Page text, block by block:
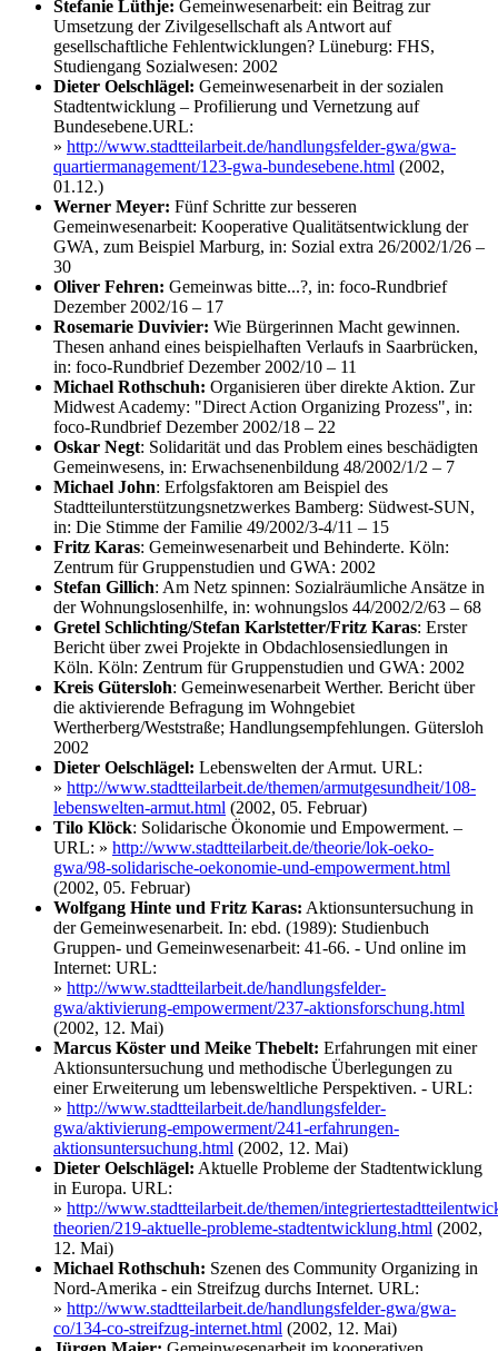
Stefanie Lüthje: Gemeinwesenarbeit: ein Beitrag zur
Umsetzung der Zivilgesellschaft als Antwort auf
gesellschaftliche Fehlentwicklungen? Lüneburg: FHS,
Studiengang Sozialwesen: 2002
Dieter Oelschlägel: Gemeinwesenarbeit in der sozialen
Stadtentwicklung – Profilierung und Vernetzung auf
Bundesebene.URL:
» http://www.stadtteilarbeit.de/handlungsfelder-gwa/gwa-
quartiermanagement/123-gwa-bundesebene.html (2002,
01.12.)
Werner Meyer: Fünf Schritte zur besseren
Gemeinwesenarbeit: Kooperative Qualitätsentwicklung der
GWA, zum Beispiel Marburg, in: Sozial extra 26/2002/1/26 –
30
Oliver Fehren: Gemeinwas bitte...?, in: foco-Rundbrief
Dezember 2002/16 – 17
Rosemarie Duvivier: Wie Bürgerinnen Macht gewinnen.
Thesen anhand eines beispielhaften Verlaufs in Saarbrücken,
in: foco-Rundbrief Dezember 2002/10 – 11
Michael Rothschuh: Organisieren über direkte Aktion. Zur
Midwest Academy: "Direct Action Organizing Prozess", in:
foco-Rundbrief Dezember 2002/18 – 22
Oskar Negt: Solidarität und das Problem eines beschädigten
Gemeinwesens, in: Erwachsenenbildung 48/2002/1/2 – 7
Michael John: Erfolgsfaktoren am Beispiel des
Stadtteilunterstützungsnetzwerkes Bamberg: Südwest-SUN,
in: Die Stimme der Familie 49/2002/3-4/11 – 15
Fritz Karas: Gemeinwesenarbeit und Behinderte. Köln:
Zentrum für Gruppenstudien und GWA: 2002
Stefan Gillich: Am Netz spinnen: Sozialräumliche Ansätze in
der Wohnungslosenhilfe, in: wohnungslos 44/2002/2/63 – 68
Gretel Schlichting/Stefan Karlstetter/Fritz Karas: Erster
Bericht über zwei Projekte in Obdachlosensiedlungen in
Köln. Köln: Zentrum für Gruppenstudien und GWA: 2002
Kreis Gütersloh: Gemeinwesenarbeit Werther. Bericht über
die aktivierende Befragung im Wohngebiet
Wertherberg/Weststraße; Handlungsempfehlungen. Gütersloh
2002
Dieter Oelschlägel: Lebenswelten der Armut. URL:
» http://www.stadtteilarbeit.de/themen/armutgesundheit/108-
lebenswelten-armut.html (2002, 05. Februar)
Tilo Klöck: Solidarische Ökonomie und Empowerment. –
URL: » http://www.stadtteilarbeit.de/theorie/lok-oeko-
gwa/98-solidarische-oekonomie-und-empowerment.html
(2002, 05. Februar)
Wolfgang Hinte und Fritz Karas: Aktionsuntersuchung in
der Gemeinwesenarbeit. In: ebd. (1989): Studienbuch
Gruppen- und Gemeinwesenarbeit: 41-66. - Und online im
Internet: URL:
» http://www.stadtteilarbeit.de/handlungsfelder-
gwa/aktivierung-empowerment/237-aktionsforschung.html
(2002, 12. Mai)
Marcus Köster und Meike Thebelt: Erfahrungen mit einer
Aktionsuntersuchung und methodische Überlegungen zu
einer Erweiterung um lebensweltliche Perspektiven. - URL:
» http://www.stadtteilarbeit.de/handlungsfelder-
gwa/aktivierung-empowerment/241-erfahrungen-
aktionsuntersuchung.html (2002, 12. Mai)
Dieter Oelschlägel: Aktuelle Probleme der Stadtentwicklung
in Europa. URL:
» http://www.stadtteilarbeit.de/themen/
theorien/219-aktuelle-probleme-stadtentwicklung.html (2002,
12. Mai)
Michael Rothschuh: Szenen des Community Organizing in
Nord-Amerika - ein Streifzug durchs Internet. URL:
» http://www.stadtteilarbeit.de/handlungsfelder-gwa/gwa-
co/134-co-streifzug-internet.html (2002, 12. Mai)